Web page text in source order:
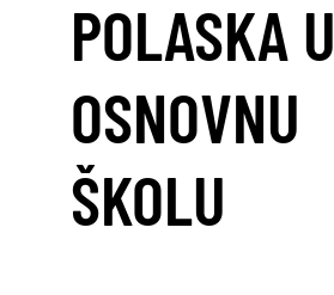
POLASKA U
OSNOVNU
ŠKOLU